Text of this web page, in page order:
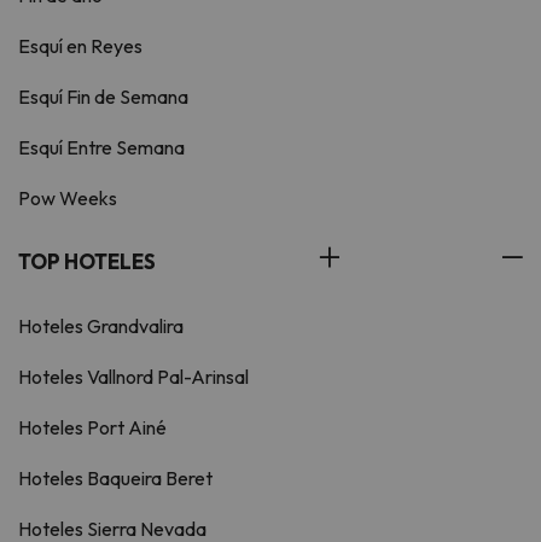
Esquí en Reyes
Esquí Fin de Semana
Esquí Entre Semana
Pow Weeks
TOP HOTELES
Hoteles Grandvalira
Hoteles Vallnord Pal-Arinsal
Hoteles Port Ainé
Hoteles Baqueira Beret
Hoteles Sierra Nevada